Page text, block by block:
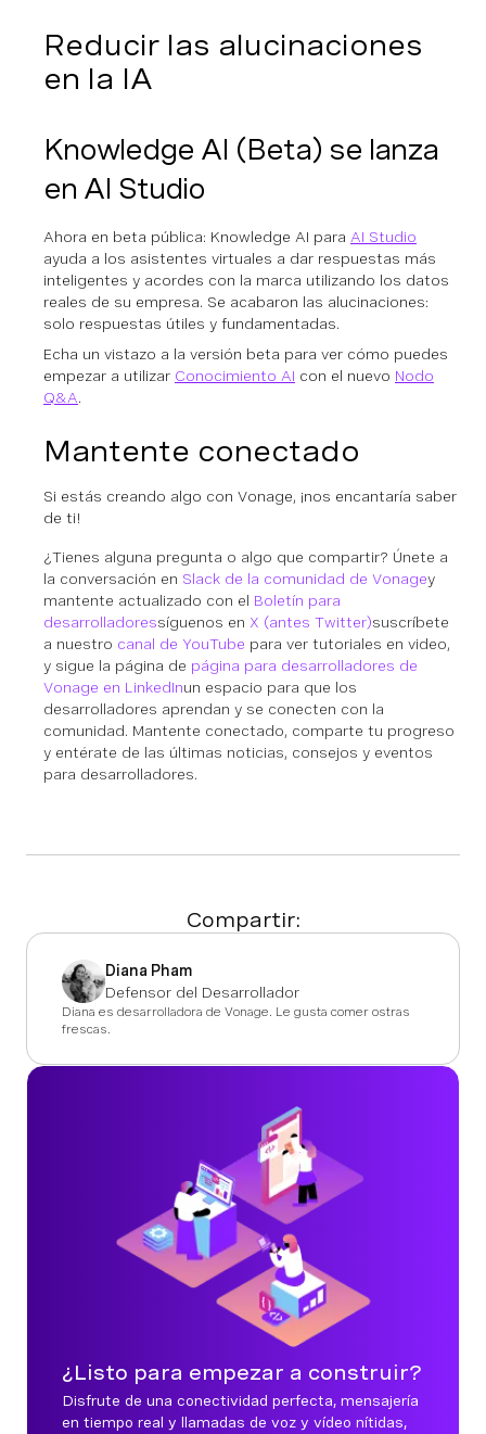
Reducir las alucinaciones
en la IA
Knowledge AI (Beta) se lanza
en AI Studio
Ahora en beta pública: Knowledge AI para AI Studio
ayuda a los asistentes virtuales a dar respuestas más
inteligentes y acordes con la marca utilizando los datos
reales de su empresa. Se acabaron las alucinaciones:
solo respuestas útiles y fundamentadas.
Echa un vistazo a la versión beta para ver cómo puedes
empezar a utilizar Conocimiento AI con el nuevo Nodo
Q&A.
Mantente conectado
Si estás creando algo con Vonage, ¡nos encantaría saber
de ti!
¿Tienes alguna pregunta o algo que compartir? Únete a
la conversación en Slack de la comunidad de Vonagey
mantente actualizado con el Boletín para
desarrolladoressíguenos en X (antes Twitter)suscríbete
a nuestro canal de YouTube para ver tutoriales en video,
y sigue la página de página para desarrolladores de
Vonage en LinkedInun espacio para que los
desarrolladores aprendan y se conecten con la
comunidad. Mantente conectado, comparte tu progreso
y entérate de las últimas noticias, consejos y eventos
para desarrolladores.
Compartir:
Diana Pham
Defensor del Desarrollador
Diana es desarrolladora de Vonage. Le gusta comer ostras
frescas.
¿Listo para empezar a construir?
Disfrute de una conectividad perfecta, mensajería
en tiempo real y llamadas de voz y vídeo nítidas,